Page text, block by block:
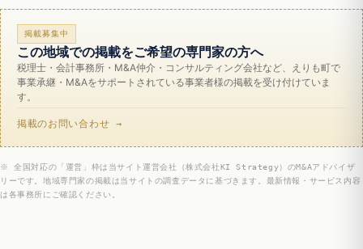
掲載募集中
この地域での掲載をご希望の専門家の方へ
税理士・会計事務所・M&A仲介・コンサルティング会社など、えりも町で
事業承継・M&Aをサポートされている事業者様の掲載を受け付けていま
す。
掲載のお問い合わせ →
※ 全国対応の「運営」枠は当サイト運営会社（株式会社KI Strategy）のM&Aアドバイザ
リーです。地域専門家の掲載は当サイトの調査データに基づきます。最新情報・サービス内容
は各事務所にご確認ください。